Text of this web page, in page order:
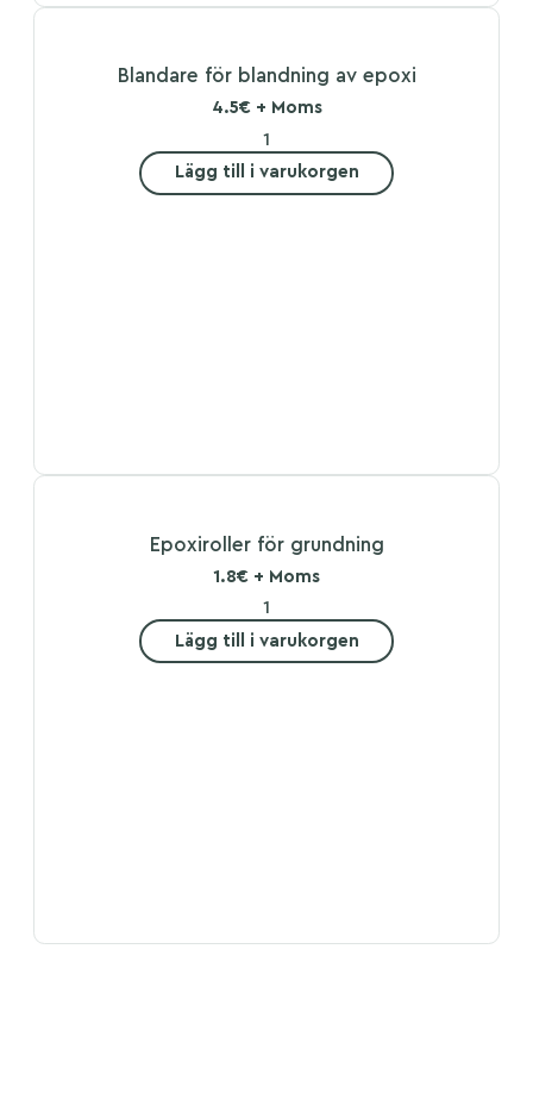
Blandare för blandning av epoxi
4.5€ + Moms
Lägg till i varukorgen
Epoxiroller för grundning
1.8€ + Moms
Lägg till i varukorgen